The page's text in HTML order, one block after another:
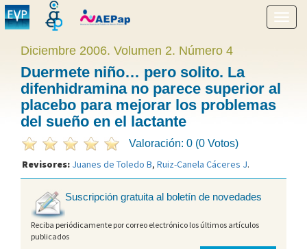
menú
Diciembre 2006. Volumen 2. Número 4
Duermete niño… pero solito. La
difenhidramina no parece superior al
placebo para mejorar los problemas
del sueño en el lactante
Valoración: 0 (0 Votos)
Revisores: Juanes de Toledo B, Ruiz-Canela Cáceres J.
Suscripción gratuita al boletín de novedades
Reciba periódicamente por correo electrónico los últimos artículos
publicados